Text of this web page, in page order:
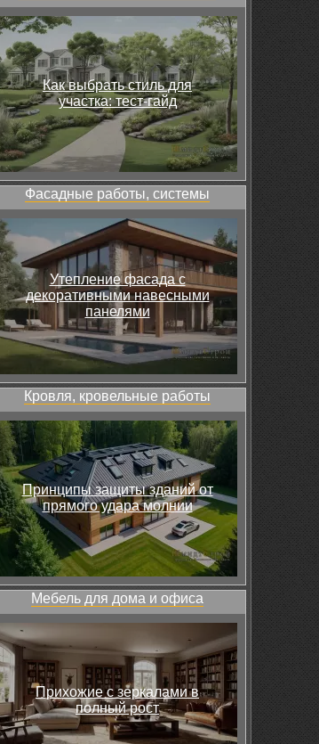
Как выбрать стиль для
участка: тест-гайд
Фасадные работы, системы
Утепление фасада с
декоративными навесными
панелями
Кровля, кровельные работы
Принципы защиты зданий от
прямого удара молнии
Мебель для дома и офиса
Прихожие с зеркалами в
полный рост